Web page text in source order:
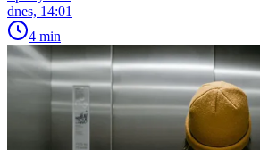
dnes, 14:01
4 min